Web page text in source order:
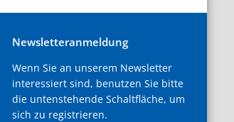
Newsletteranmeldung
Wenn Sie an unserem Newsletter
interessiert sind, benutzen Sie bitte
die untenstehende Schaltfläche, um
sich zu registrieren.